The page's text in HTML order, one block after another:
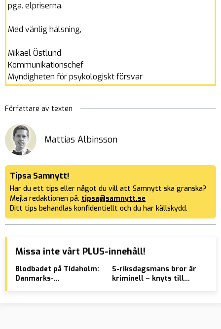
pga. elpriserna.
Med vänlig hälsning,
Mikael Östlund
Kommunikationschef
Myndigheten för psykologiskt försvar
Författare av texten
Mattias Albinsson
Tipsa Samnytt!
Har du ett tips eller något du vill att Samnytt ska granska?
Mejla redaktionen på: tipsa@samnytt.se
Ditt tips behandlas konfidentiellt och du har källskydd.
Missa inte vårt PLUS-innehåll!
Blodbadet på Tidaholm:
Danmarks-
S-riksdagsmans bror är
kriminell – knyts till